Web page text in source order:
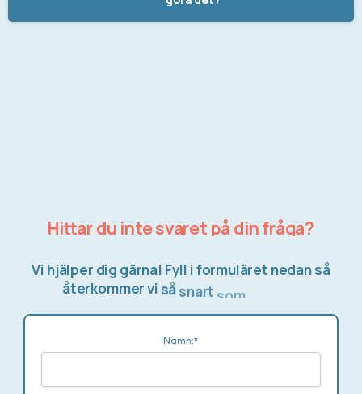
Hittardu intesvaret på dinfråga?
Vi hjälper dig gärna! Fyll iformuläret nedanså
återkommervi såsnart som
Namn:*